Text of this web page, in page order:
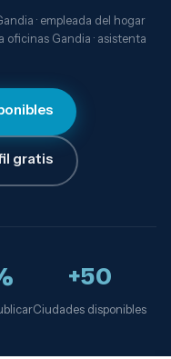
· empleada del hogar
oficinas Gandia · asistenta
gratis
+50
Ciudades disponibles